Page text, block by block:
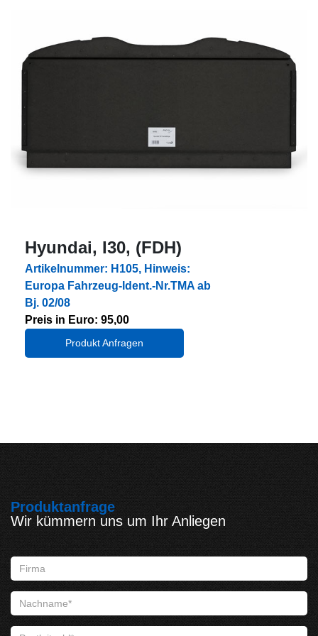
Hyundai, I30, (FDH)
Artikelnummer: H105, Hinweis:
Europa Fahrzeug-Ident.-Nr.TMA ab
Bj. 02/08
Preis in Euro: 95,00
Produkt Anfragen
Produktanfrage
Wir kümmern uns um Ihr Anliegen